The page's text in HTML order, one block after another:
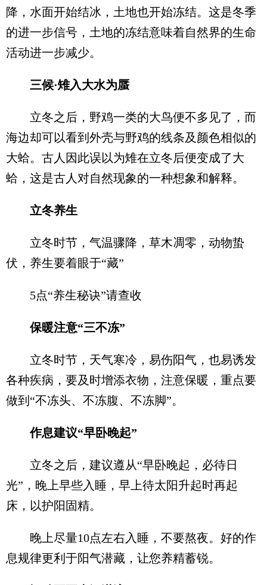
降，水面开始结冰，土地也开始冻结。这是冬季
的进一步信号，土地的冻结意味着自然界的生命
活动进一步减少。
三候·雉入大水为蜃
立冬之后，野鸡一类的大鸟便不多见了，而
海边却可以看到外壳与野鸡的线条及颜色相似的
大蛤。古人因此误以为雉在立冬后便变成了大
蛤，这是古人对自然现象的一种想象和解释。
立冬养生
立冬时节，气温骤降，草木凋零，动物蛰
伏，养生要着眼于“藏”
5点“养生秘诀”请查收
保暖注意“三不冻”
立冬时节，天气寒冷，易伤阳气，也易诱发
各种疾病，要及时增添衣物，注意保暖，重点要
做到“不冻头、不冻腹、不冻脚”。
作息建议“早卧晚起”
立冬之后，建议遵从“早卧晚起，必待日
光”，晚上早些入睡，早上待太阳升起时再起
床，以护阳固精。
晚上尽量10点左右入睡，不要熬夜。好的作
息规律更利于阳气潜藏，让您养精蓄锐。